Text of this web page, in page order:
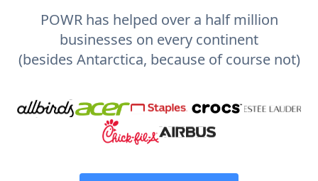
POWR has helped over a half million
businesses on every continent
(besides Antarctica, because of course not)